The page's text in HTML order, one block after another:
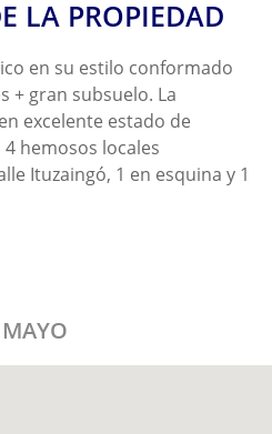
LA PROPIEDAD
en su estilo conformado
+ gran subsuelo. La
excelente estado de
hemosos locales
Ituzaingó, 1 en esquina y 1